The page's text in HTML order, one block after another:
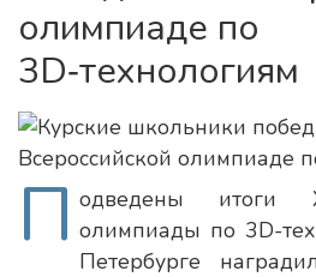
олимпиаде по
3D‑технологиям
П одведены итоги
олимпиады по 3D-
Петербурге